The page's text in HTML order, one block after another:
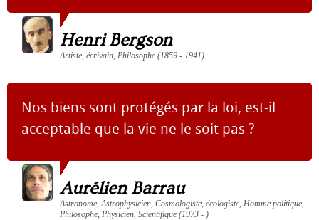
Henri Bergson
Artiste, écrivain, Philosophe (1859 - 1941)
Nos biens sont protégés par la loi, est-il
acceptable que la vie ne le soit pas ?
Aurélien Barrau
Astronome, Astrophysicien, Cosmologiste, écologiste, Homme politique,
Philosophe, Physicien, Scientifique (1973 - )